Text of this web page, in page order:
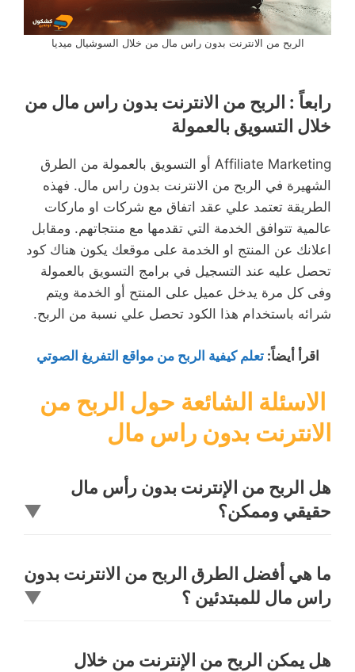
الربح من الانترنت بدون راس مال من خلال السوشيال ميديا
رابعاً : الربح من الانترنت بدون راس مال من
خلال التسويق بالعمولة
Affiliate Marketing أو التسويق بالعمولة من الطرق
الشهيرة في الربح من الانترنت بدون راس مال. فهذه
الطريقة تعتمد علي عقد اتفاق مع شركات او ماركات
عالمية تتوافق الخدمة التي تقدمها مع منتجاتهم. ومقابل
اعلانك عن المنتج او الخدمة على موقعك يكون هناك كود
تحصل عليه عند التسجيل في برامج التسويق بالعمولة
وفى كل مرة يدخل عميل على المنتح أو الخدمة ويتم
شرائه باستخدام هذا الكود تحصل علي نسبة من الربح.
اقرأ أيضاً:تعلم كيفية الربح من مواقع التفريغ الصوتي
الاسئلة الشائعة حول الربح من
الانترنت بدون راس مال
هل الربح من الإنترنت بدون رأس مال
حقيقي وممكن؟
▼
ما هي أفضل الطرق الربح من الانترنت بدون
راس مال للمبتدئين ؟
▼
هل يمكن الربح من الإنترنت من خلال